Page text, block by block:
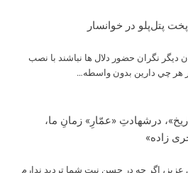
پتل‌پلو در خوانسار
ديگر نگران حضور دلال ها نباشند با نصب
هر چي دارين بدون واسطه…
درشهادتِ «عمّارِ» زمانِ ما،
زاده»
عزیز، اگر چه در حسن نیت شما تردید ندارم